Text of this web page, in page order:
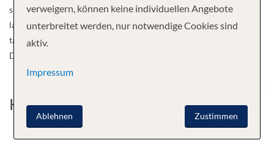
shop. Furthermore, hairdresser, beauty salon, ironing room,
laundry service and ship’s doctor / ambulance. The sundeck has
tables, chairs and loungers, outdoor promenade. Welcome to MS
Dnepr Princess!
Kabine
verweigern, können keine individuellen Angebote
unterbreitet werden, nur notwendige Cookies sind
aktiv.
Impressum
Zustimmen
Ablehnen